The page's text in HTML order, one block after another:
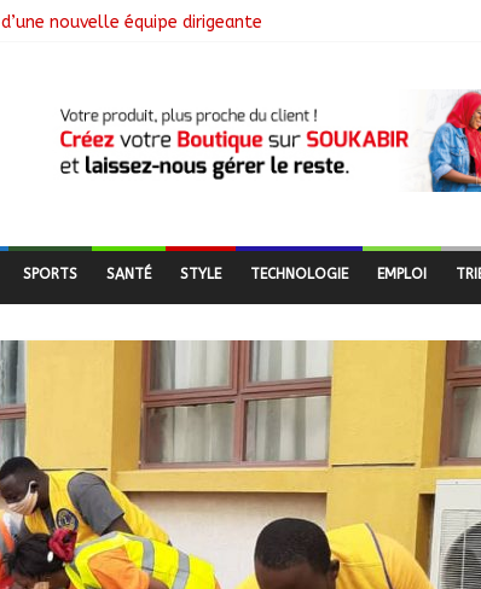
nouvelle équipe dirigeante
de dépôt des demandes de cartes d’adhésion
organisée au marché moderne
SPORTS SANTÉ STYLE TECHNOLOGIE EMPLOI